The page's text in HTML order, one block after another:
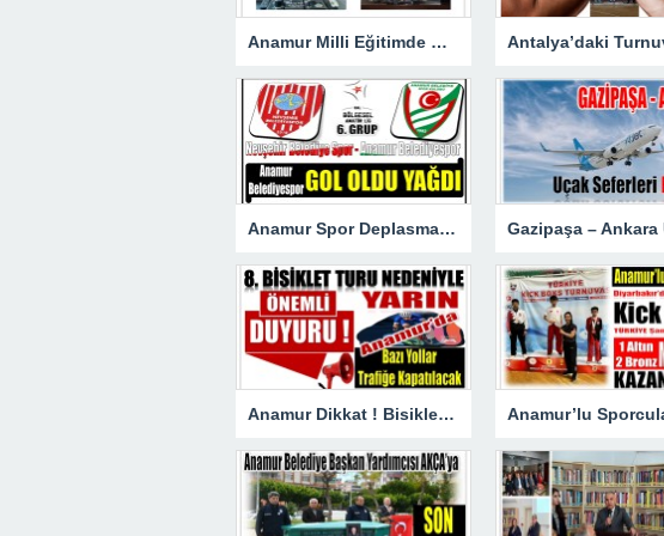
Anamur Milli Eğitimde Görev Değişimi : Hasan DOĞAN Atandı
Anamur Spor Deplasmanda Gol Oldu Yağdı!
Anamur Dikkat ! Bisiklet Yarışı Nedeniyle Bazı Yollar Kapanacak